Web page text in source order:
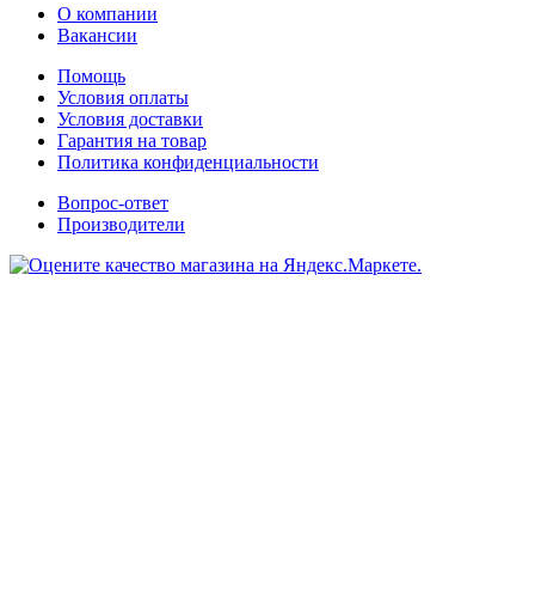
О компании
Вакансии
Помощь
Условия оплаты
Условия доставки
Гарантия на товар
Политика конфиденциальности
Вопрос-ответ
Производители